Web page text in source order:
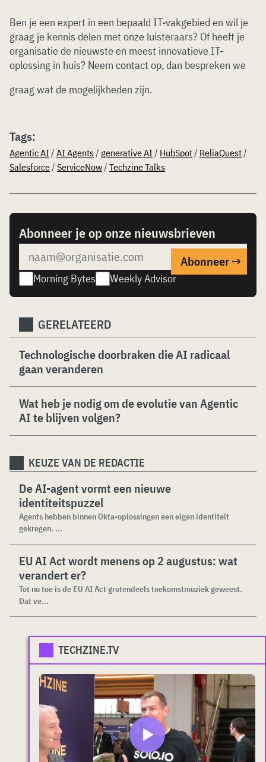
Ben je een expert in een bepaald IT-vakgebied en wil je
graag je kennis delen met onze luisteraars? Of heeft je
organisatie de nieuwste en meest innovatieve IT-
oplossing in huis? Neem contact op, dan bespreken we
graag wat de mogelijkheden zijn.
Tags:
Agentic AI / AI Agents / generative AI / HubSpot / ReliaQuest /
Salesforce / ServiceNow / Techzine Talks
Abonneer je op onze nieuwsbrieven
Morning Bytes Weekly Advisor
GERELATEERD
Technologische doorbraken die AI radicaal
gaan veranderen
Wat heb je nodig om de evolutie van Agentic
AI te blijven volgen?
KEUZE VAN DE REDACTIE
De AI-agent vormt een nieuwe
identiteitspuzzel
Agents hebben binnen Okta-oplossingen een eigen identiteit
gekregen. ...
EU AI Act wordt menens op 2 augustus: wat
verandert er?
Tot nu toe is de EU AI Act grotendeels toekomstmuziek geweest.
Dat ve...
TECHZINE.TV